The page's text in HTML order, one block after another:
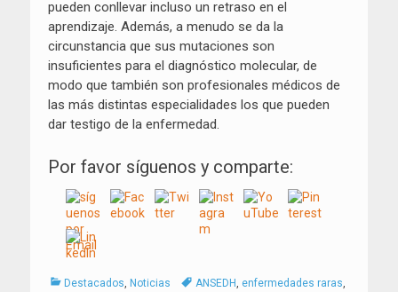
pueden conllevar incluso un retraso en el
aprendizaje. Además, a menudo se da la
circunstancia que sus mutaciones son
insuficientes para el diagnóstico molecular, de
modo que también son profesionales médicos de
las más distintas especialidades los que pueden
dar testigo de la enfermedad.
Por favor síguenos y comparte:
Categorías
Destacados, Noticias TagsANSEDH, enfermedades raras,